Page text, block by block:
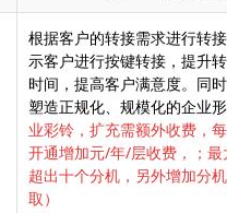
根据客户的转接需求进行转
示客户进行按键转接，提升
时间，提高客户满意度。同
塑造正规化、规模化的企业形
业彩铃，扩充需额外收费，
开通增加元/年/层收费，；最
超出十个分机，另外增加分
取）